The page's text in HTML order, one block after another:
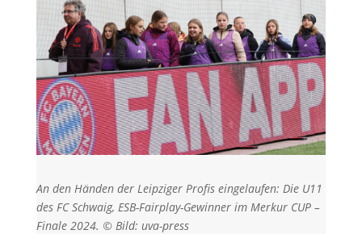
An den Händen der Leipziger Profis eingelaufen: Die U11
des FC Schwaig, ESB-Fairplay-Gewinner im Merkur CUP –
Finale 2024. © Bild: uva-press